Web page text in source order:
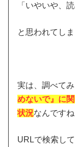
「いやいや、
と思われてし
実は、調べてみ
めないで』に
状況なんですね
URLで検索し